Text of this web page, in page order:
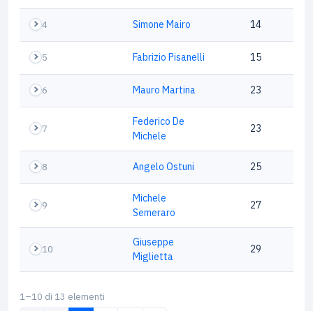
4 Simone Mairo 14
5 Fabrizio Pisanelli 15
6 Mauro Martina 23
7
Federico De
Michele
23
8 Angelo Ostuni 25
9
Michele
Semeraro
27
10
Giuseppe
Miglietta
29
1–10 di 13 elementi